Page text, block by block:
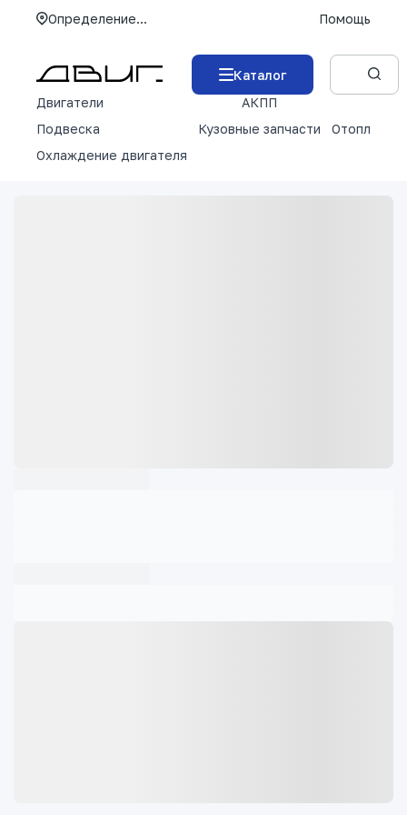
Определение... Помощь
Каталог
Двигатели
АКПП
Подвеска
Кузовные запчасти
Отопление
Охлаждение двигателя